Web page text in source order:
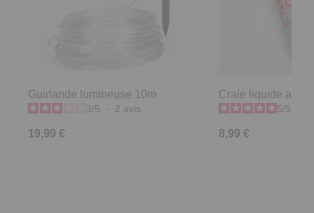
Guirlande lumineuse 10m
3/5 - 2 avis
19,99 €
Craie liquide
5/5
8,99 €